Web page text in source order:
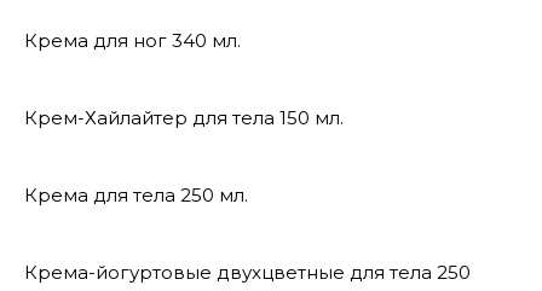
Крема для ног 340 мл.
Крем-Хайлайтер для тела 150 мл.
Крема для тела 250 мл.
Крема-йогуртовые двухцветные для тела 250